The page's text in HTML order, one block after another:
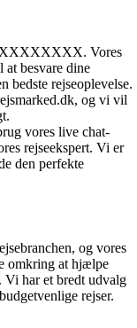
XXXXXXXX. Vores
at besvare dine
bedste rejseoplevelse.
og vi vil
vores live chat-
rejseekspert. Vi er
den perfekte
og vores
omkring at hjælpe
Vi har et bredt udvalg
rejser.